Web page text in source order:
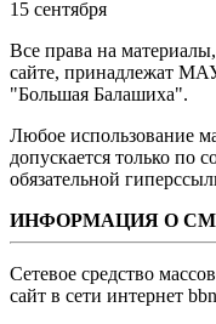
15 сентября
Все права на
сайте, принадлежат
"Большая Балашиха".
Любое использование
допускается только по
обязательной
ИНФОРМАЦИЯ О
Сетевое средство
сайт в сети интернет